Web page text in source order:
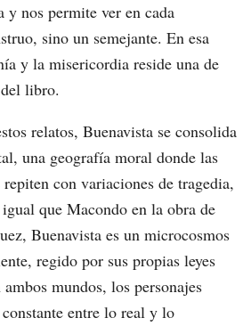
y nos permite ver en cada
sino un semejante. En esa
y la misericordia reside una de
libro.
relatos, Buenavista se consolida
una geografía moral donde las
repiten con variaciones de tragedia,
que Macondo en la obra de
Buenavista es un microcosmos
regido por sus propias leyes
mundos, los personajes
entre lo real y lo